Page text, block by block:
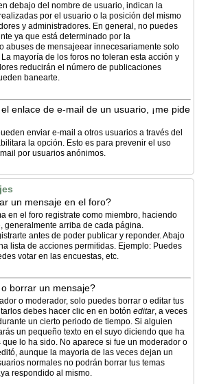
debajo del nombre de usuario, indican la
por el usuario o la posición del mismo
y administradores. En general, no puedes
ya que está determinado por la
abuses de mensajeear innecesariamente solo
mayoría de los foros no toleran esta acción y
reducirán el número de publicaciones
banearte.
enlace de e-mail de un usuario, ¡me pide
enviar e-mail a otros usuarios a través del
la opción. Esto es para prevenir el uso
por usuarios anónimos.
un mensaje en el foro?
en el foro registrate como miembro, haciendo
generalmente arriba de cada página.
antes de poder publicar y reponder. Abajo
lista de acciones permitidas. Ejemplo: Puedes
votar en las encuestas, etc.
borrar un mensaje?
o moderador, solo puedes borrar o editar tus
debes hacer clic en en botón editar, a veces
un cierto periodo de tiempo. Si alguien
un pequeño texto en el suyo diciendo que ha
lo ha sido. No aparece si fue un moderador o
aunque la mayoria de las veces dejan un
normales no podrán borrar tus temas
respondido al mismo.